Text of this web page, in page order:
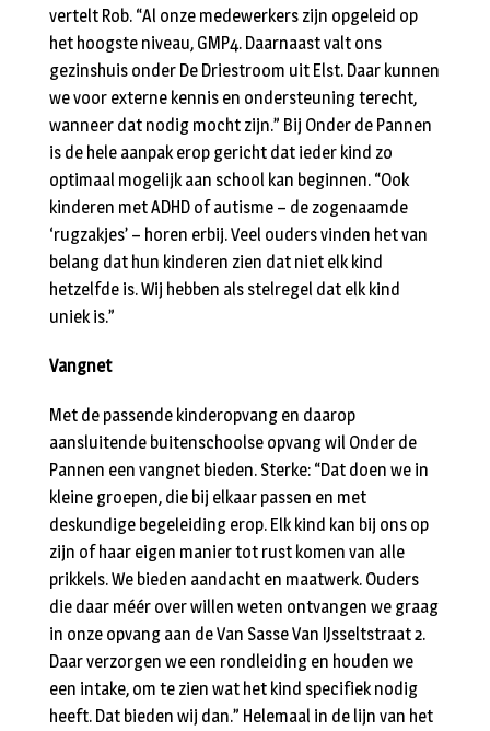
vertelt Rob. “Al onze medewerkers zijn opgeleid op
het hoogste niveau, GMP4. Daarnaast valt ons
gezinshuis onder De Driestroom uit Elst. Daar kunnen
we voor externe kennis en ondersteuning terecht,
wanneer dat nodig mocht zijn.” Bij Onder de Pannen
is de hele aanpak erop gericht dat ieder kind zo
optimaal mogelijk aan school kan beginnen. “Ook
kinderen met ADHD of autisme – de zogenaamde
‘rugzakjes’ – horen erbij. Veel ouders vinden het van
belang dat hun kinderen zien dat niet elk kind
hetzelfde is. Wij hebben als stelregel dat elk kind
uniek is.”
Vangnet
Met de passende kinderopvang en daarop
aansluitende buitenschoolse opvang wil Onder de
Pannen een vangnet bieden. Sterke: “Dat doen we in
kleine groepen, die bij elkaar passen en met
deskundige begeleiding erop. Elk kind kan bij ons op
zijn of haar eigen manier tot rust komen van alle
prikkels. We bieden aandacht en maatwerk. Ouders
die daar méér over willen weten ontvangen we graag
in onze opvang aan de Van Sasse Van IJsseltstraat 2.
Daar verzorgen we een rondleiding en houden we
een intake, om te zien wat het kind specifiek nodig
heeft. Dat bieden wij dan.” Helemaal in de lijn van het